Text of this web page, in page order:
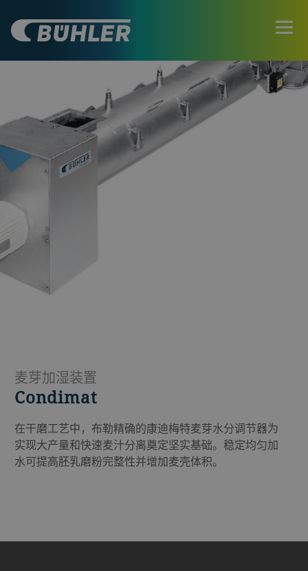
麦芽加湿装置
Condimat
在干磨工艺中，布勒精确的康迪梅特麦芽水分调节器为
实现大产量和快速麦汁分离奠定坚实基础。稳定均匀加
水可提高胚乳磨粉完整性并增加麦壳体积。